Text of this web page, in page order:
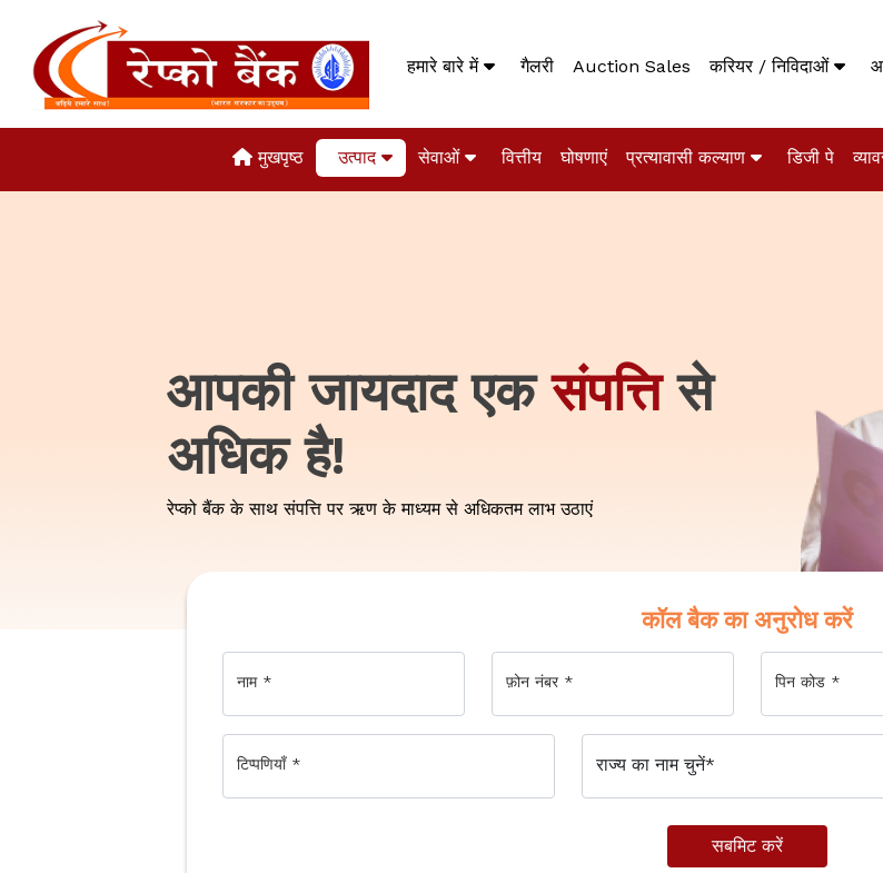
हमारे बारे में गैलरी Auction Sales करियर / निविदाओं
मुखपृष्ठ उत्पाद सेवाओं वित्तीय घोषणाएं प्रत्यावासी कल्याण डिजी पे
आपकी जायदाद एकसंपत्तिसे
अधिक है!
रेप्को बैंक के साथ संपत्ति पर ऋण के माध्यम से अधिकतम लाभ उठाएं
कॉल बैक का अनुरोध करें
नाम * फ़ोन नंबर * पिन कोड *
टिप्पणियाँ *
सबमिट करें